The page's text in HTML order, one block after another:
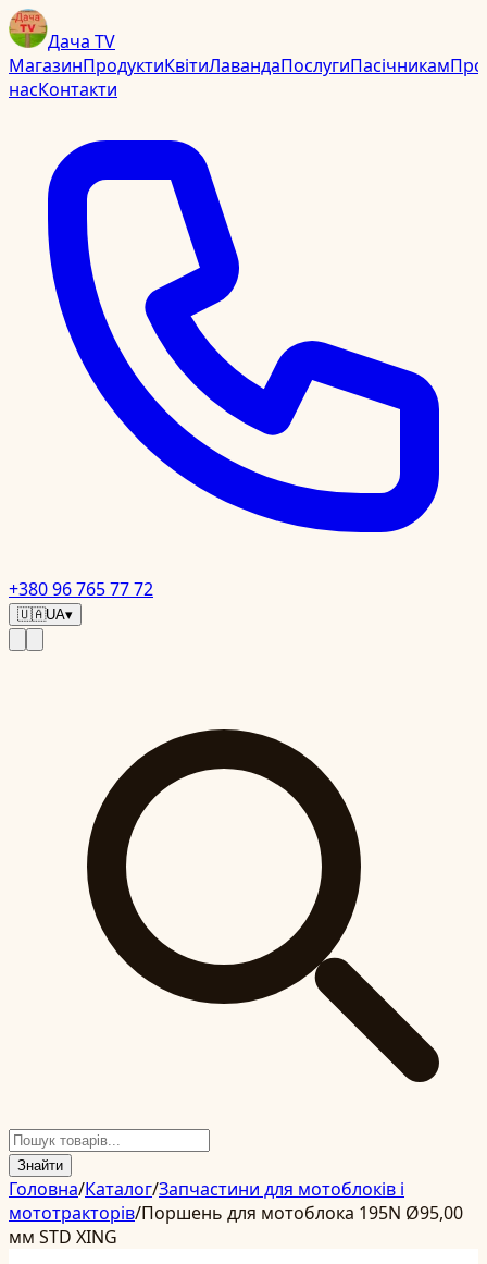
Дача TV
МагазинПродуктиКвітиЛавандаПослугиПасічникамПро
насКонтакти
+380 96 765 77 72
🇺🇦UA▾
Знайти
Головна/Каталог/Запчастини для мотоблоків і
мототракторів/Поршень для мотоблока 195N Ø95,00
мм STD XING